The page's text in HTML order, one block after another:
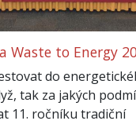
Waste to Energy
do
tak za jakých
11. ročníku tradiční